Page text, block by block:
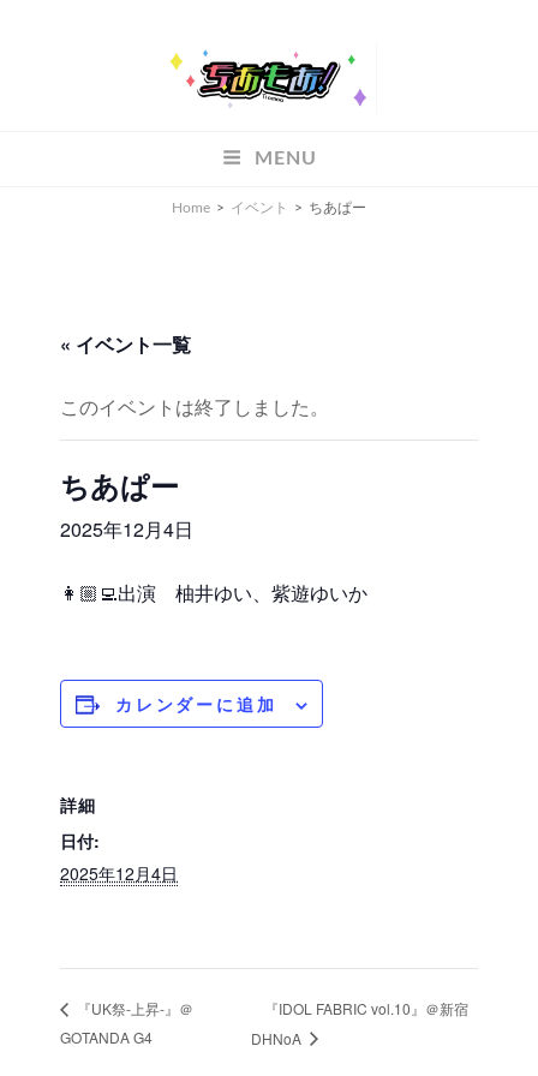
MENU
Home > イベント > ちあぱー
« イベント一覧
このイベントは終了しました。
ちあぱー
2025年12月4日
👩🏼‍💻出演 柚井ゆい、紫遊ゆいか
カレンダーに追加
詳細
日付:
2025年12月4日
『UK祭-上昇-』＠
GOTANDA G4
『IDOL FABRIC vol.10』＠新宿
DHNoA